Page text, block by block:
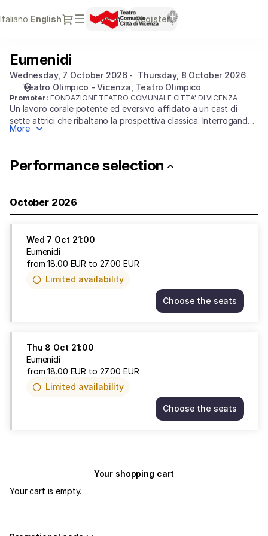
Italiano Current
English Dialog
Sign in Register
selection
Teatro
Comunale
Vicenza
Eumenidi
Eumenidi
Wednesday, 7 October 2026
Thursday, 8 October 2026
Teatro Olimpico - Vicenza Teatro Olimpico
Promoter: FONDAZIONE TEATRO COMUNALE CITTA' DI VICENZA
Un lavoro corale potente ed eversivo affidato a un cast di
sette attrici che ribaltano la prospettiva classica. Interrogando
il passaggio arcaico dalla giustizia ancestrale delle Erinni a
dell'ordine sociale.
More
Performance selection
October 2026
Wed 7 Oct 21:00
Eumenidi
from18.00 EUR to 27.00 EUR
Limited availability
Choose the seats
Eumenidi
27.00
Thu 8 Oct 21:00
Eumenidi
from18.00 EUR to 27.00 EUR
Limited availability
Choose the seats
Eumenidi
Your shopping cart
Your cart is empty.